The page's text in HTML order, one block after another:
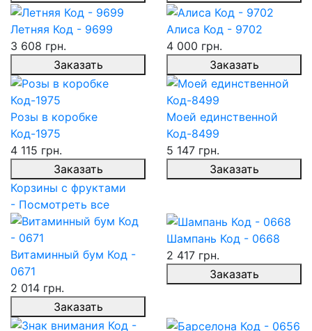
Летняя Код - 9699
3 608 грн.
Заказать
Алиса Код - 9702
4 000 грн.
Заказать
Розы в коробке
Код-1975
4 115 грн.
Заказать
Моей единственной
Код-8499
5 147 грн.
Заказать
Корзины с фруктами
- Посмотреть все
Витаминный бум Код -
0671
2 014 грн.
Заказать
Шампань Код - 0668
2 417 грн.
Заказать